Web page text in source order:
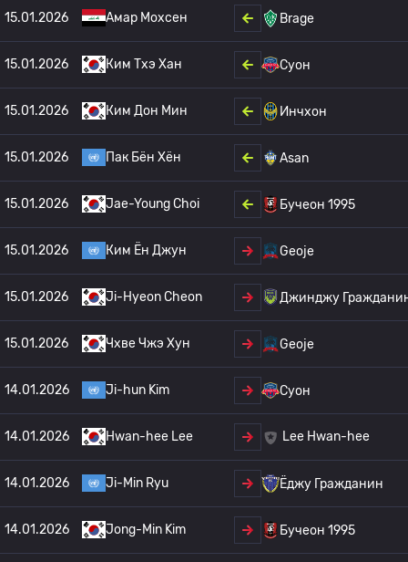
15.01.2026 Амар Мохсен Brage
15.01.2026 Ким Тхэ Хан Суон
15.01.2026 Ким Дон Мин Инчхон
15.01.2026 Пак Бён Хён Asan
15.01.2026 Jae-Young Choi Бучеон 1995
15.01.2026 Ким Ён Джун Geoje
15.01.2026 Ji-Hyeon Cheon Джинджу
15.01.2026 Чхве Чжэ Хун Geoje
14.01.2026 Ji-hun Kim Суон
14.01.2026 Hwan-hee Lee Lee Hwan-hee
14.01.2026 Ji-Min Ryu Ёджу Гражданин
14.01.2026 Jong-Min Kim Бучеон 1995